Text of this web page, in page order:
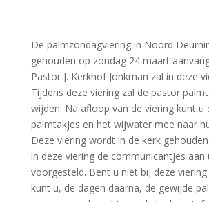
De palmzondagviering in Noord
gehouden op zondag 24 maart
Pastor J. Kerkhof Jonkman zal in deze
Tijdens deze viering zal de pastor
wijden. Na afloop van de viering kunt u
palmtakjes en het wijwater mee naar
Deze viering wordt in de kerk
in deze viering de communicantjes aan
voorgesteld. Bent u niet bij deze
kunt u, de dagen daarna, de gewijde